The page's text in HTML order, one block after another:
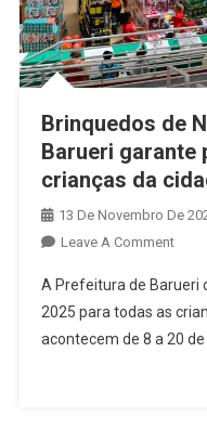
Brinquedos de
Barueri garante
crianças da
13 De Novembro De
Leave A CommentOn
De
Natal
2025:
A Prefeitura de Barueri
2025 para todas as
acontecem de 8 a 20